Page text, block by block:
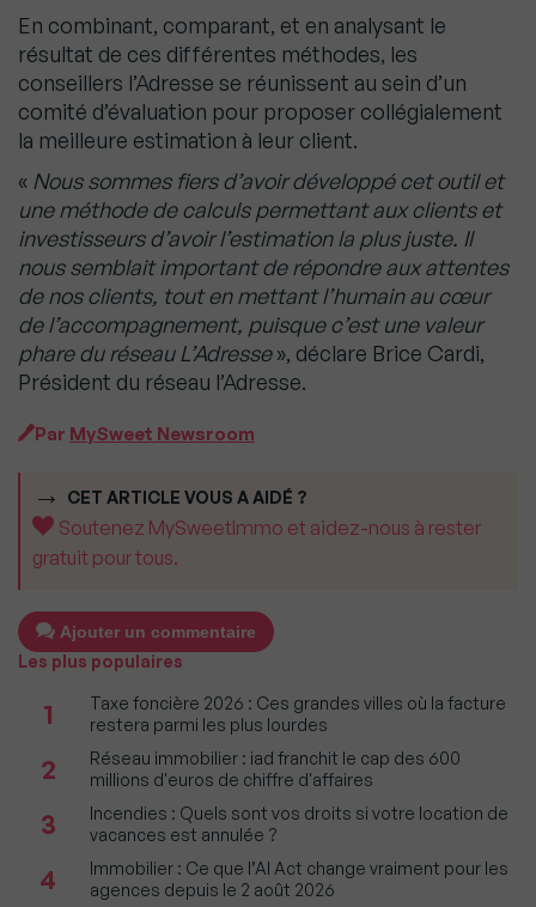
En combinant, comparant, et en analysant le
résultat de ces différentes méthodes, les
conseillers l’Adresse se réunissent au sein d’un
comité d’évaluation pour proposer collégialement
la meilleure estimation à leur client.
« Nous sommes fiers d’avoir développé cet outil et
une méthode de calculs permettant aux clients et
investisseurs d’avoir l’estimation la plus juste. Il
nous semblait important de répondre aux attentes
de nos clients, tout en mettant l’humain au cœur
de l’accompagnement, puisque c’est une valeur
phare du réseau L’Adresse», déclare Brice Cardi,
Président du réseau l’Adresse.
Par MySweet Newsroom
CET ARTICLE VOUS A AIDÉ ?
Soutenez MySweetImmo et aidez-nous à rester
gratuit pour tous.
Ajouter un commentaire
Les plus populaires
1
Taxe foncière 2026 : Ces grandes villes où la facture
restera parmi les plus lourdes
2
Réseau immobilier : iad franchit le cap des 600
millions d'euros de chiffre d'affaires
3
Incendies : Quels sont vos droits si votre location de
vacances est annulée ?
4
Immobilier : Ce que l’AI Act change vraiment pour les
agences depuis le 2 août 2026